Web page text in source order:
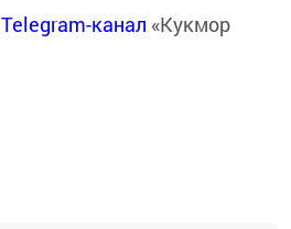
Telegram-канал «Кукмор